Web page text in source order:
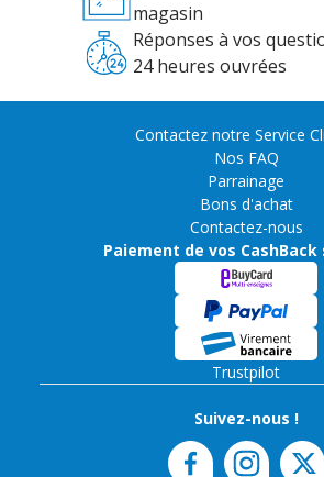
magasin
Réponses à vos
24 heures ouvrées
Contactez notre Service
Nos FAQ
Parrainage
Bons d'achat
Contactez-nous
Paiement de vos CashBack
Trustpilot
Suivez-nous !